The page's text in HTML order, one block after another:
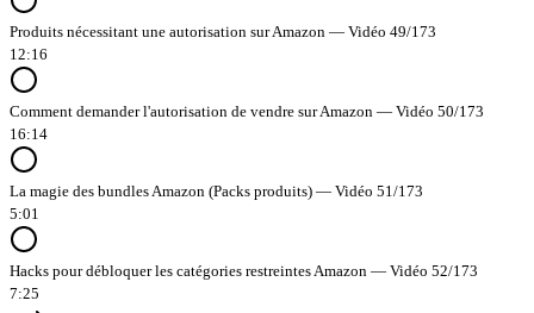
Produits nécessitant une autorisation sur Amazon — Vidéo 49/173
12:16
Comment demander l'autorisation de vendre sur Amazon — Vidéo 50/173
16:14
La magie des bundles Amazon (Packs produits) — Vidéo 51/173
5:01
Hacks pour débloquer les catégories restreintes Amazon — Vidéo 52/173
7:25